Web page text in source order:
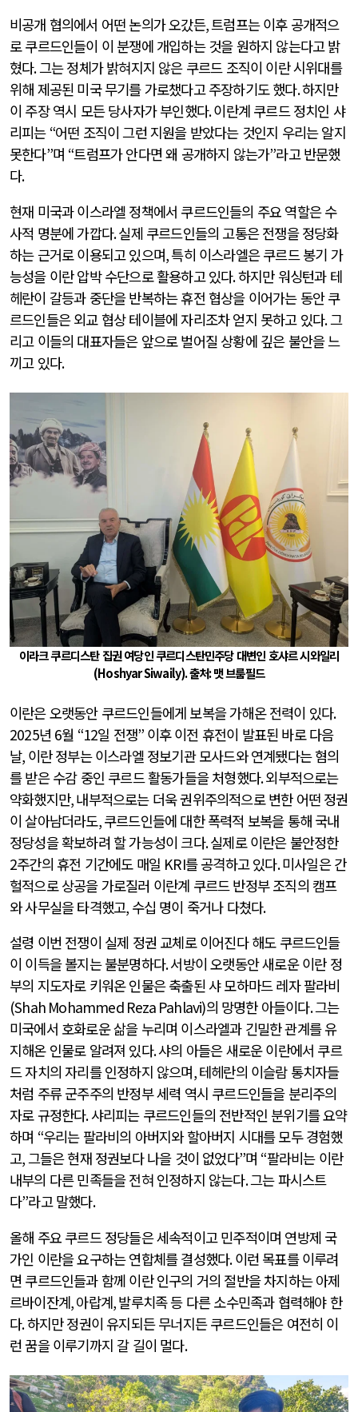
비공개 협의에서 어떤 논의가 오갔든,트럼프는 이후 공개적으
로 쿠르드인들이 이 분쟁에 개입하는 것을 원하지 않는다고 밝
혔다.그는 정체가 밝혀지지 않은 쿠르드 조직이 이란 시위대를
위해 제공된 미국 무기를 가로챘다고 주장하기도 했다.하지만
이 주장 역시 모든 당사자가 부인했다.이란계 쿠르드 정치인 샤
리피는 “어떤 조직이 그런 지원을 받았다는 것인지 우리는 알지
못한다”며 “트럼프가 안다면 왜 공개하지 않는가”라고 반문했
다.
현재 미국과 이스라엘 정책에서 쿠르드인들의 주요 역할은 수
사적 명분에 가깝다.실제 쿠르드인들의 고통은 전쟁을 정당화
하는 근거로 이용되고 있으며,특히 이스라엘은 쿠르드 봉기 가
능성을 이란 압박 수단으로 활용하고 있다.하지만 워싱턴과 테
헤란이 갈등과 중단을 반복하는 휴전 협상을 이어가는 동안 쿠
르드인들은 외교 협상 테이블에 자리조차 얻지 못하고 있다.그
리고 이들의 대표자들은 앞으로 벌어질 상황에 깊은 불안을 느
끼고 있다.
이라크 쿠르디스탄 집권 여당인 쿠르디스탄민주당 대변인 호샤르 시와일리
(Hoshyar Siwaily).출처:맷 브룸필드
이란은 오랫동안 쿠르드인들에게 보복을 가해온 전력이 있다.
2025년 6월 “12일 전쟁” 이후 이전 휴전이 발표된 바로 다음
날, 이란 정부는 이스라엘 정보기관 모사드와 연계됐다는 혐의
를 받은 수감 중인 쿠르드 활동가들을 처형했다.외부적으로는
약화했지만,내부적으로는 더욱 권위주의적으로 변한 어떤 정권
이 살아남더라도,쿠르드인들에 대한 폭력적 보복을 통해 국내
정당성을 확보하려 할 가능성이 크다.실제로 이란은 불안정한
2주간의 휴전 기간에도 매일 KRI를 공격하고 있다.미사일은 간
헐적으로 상공을 가로질러 이란계 쿠르드 반정부 조직의 캠프
와 사무실을 타격했고, 수십 명이 죽거나 다쳤다.
설령 이번 전쟁이 실제 정권 교체로 이어진다 해도 쿠르드인들
이 이득을 볼지는 불분명하다.서방이 오랫동안 새로운 이란 정
부의 지도자로 키워온 인물은 축출된 샤 모하마드 레자 팔라비
(Shah Mohammed Reza Pahlavi)의 망명한 아들이다.그는
미국에서 호화로운 삶을 누리며 이스라엘과 긴밀한 관계를 유
지해온 인물로 알려져 있다.샤의 아들은 새로운 이란에서 쿠르
드 자치의 자리를 인정하지 않으며,테헤란의 이슬람 통치자들
처럼 주류 군주주의 반정부 세력 역시 쿠르드인들을 분리주의
자로 규정한다.샤리피는 쿠르드인들의 전반적인 분위기를 요약
하며 “우리는 팔라비의 아버지와 할아버지 시대를 모두 경험했
고,그들은 현재 정권보다 나을 것이 없었다”며 “팔라비는 이란
내부의 다른 민족들을 전혀 인정하지 않는다.그는 파시스트
다”라고 말했다.
올해 주요 쿠르드 정당들은 세속적이고 민주적이며 연방제 국
가인 이란을 요구하는 연합체를 결성했다.이런 목표를 이루려
면 쿠르드인들과 함께 이란 인구의 거의 절반을 차지하는 아제
르바이잔계,아랍계,발루치족 등 다른 소수민족과 협력해야 한
다.하지만 정권이 유지되든 무너지든 쿠르드인들은 여전히 이
런 꿈을 이루기까지 갈 길이 멀다.